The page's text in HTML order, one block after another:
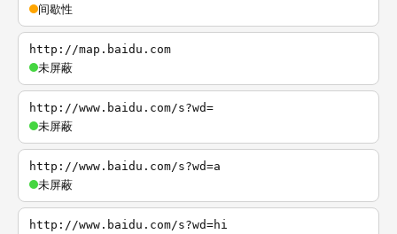
间歇性
http://map.baidu.com
未屏蔽
http://www.baidu.com/s?wd=
未屏蔽
http://www.baidu.com/s?wd=a
未屏蔽
http://www.baidu.com/s?wd=hi